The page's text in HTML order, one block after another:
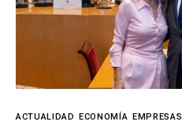
Entrevistas
Expertos
ACTUALIDAD ECONOMÍA EMPRESAS